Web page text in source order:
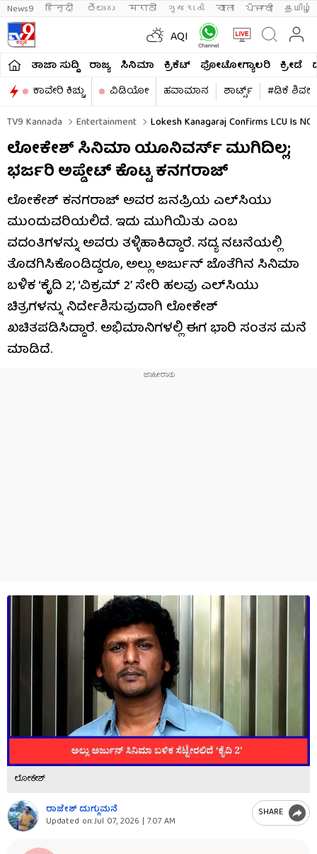
News9 हिन्दी తెలుగు मराठी ગુજરાતી বাংলা ਪੰਜਾਬੀ தமிழ்
AQI
ತಾಜಾ ಸುದ್ದಿ ರಾಜ್ಯ ಸಿನಿಮಾ ಕ್ರಿಕೆಟ್​ ಫೋಟೋಗ್ಯಾಲರಿ ಕ್ರೀಡೆ
ಕಾವೇರಿ ಕಿಚ್ಚು
ವಿಡಿಯೋ ಹವಾಮಾನ ಶಾರ್ಟ್ಸ್​
#ಡಿಕೆ
TV9 Kannada
Entertainment Lokesh Kanagaraj Confirms LCU Is
ಲೋಕೇಶ್ ಸಿನಿಮಾ ಯೂನಿವರ್ಸ್ ಮುಗಿದಿಲ್ಲ;
ಭರ್ಜರಿ ಅಪ್ಡೇಟ್ ಕೊಟ್ಟ ಕನಗರಾಜ್
ಲೋಕೇಶ್ ಕನಗರಾಜ್ ಅವರ ಜನಪ್ರಿಯ ಎಲ್‌ಸಿಯು
ಮುಂದುವರಿಯಲಿದೆ. ಇದು ಮುಗಿಯಿತು ಎಂಬ
ವದಂತಿಗಳನ್ನು ಅವರು ತಳ್ಳಿಹಾಕಿದ್ದಾರೆ. ಸದ್ಯ ನಟನೆಯಲ್ಲಿ
ತೊಡಗಿಸಿಕೊಂಡಿದ್ದರೂ, ಅಲ್ಲು ಅರ್ಜುನ್ ಜೊತೆಗಿನ ಸಿನಿಮಾ
ಬಳಿಕ ‘ಕೈದಿ 2’, ‘ವಿಕ್ರಮ್ 2’ ಸೇರಿ ಹಲವು ಎಲ್‌ಸಿಯು
ಚಿತ್ರಗಳನ್ನು ನಿರ್ದೇಶಿಸುವುದಾಗಿ ಲೋಕೇಶ್
ಖಚಿತಪಡಿಸಿದ್ದಾರೆ. ಅಭಿಮಾನಿಗಳಲ್ಲಿ ಈಗ ಭಾರಿ ಸಂತಸ ಮನೆ
ಮಾಡಿದೆ.
ಲೋಕೇಶ್
ರಾಜೇಶ್ ದುಗ್ಗುಮನೆ
Updated on:Jul 07, 2026 | 7:07 AM
SHARE